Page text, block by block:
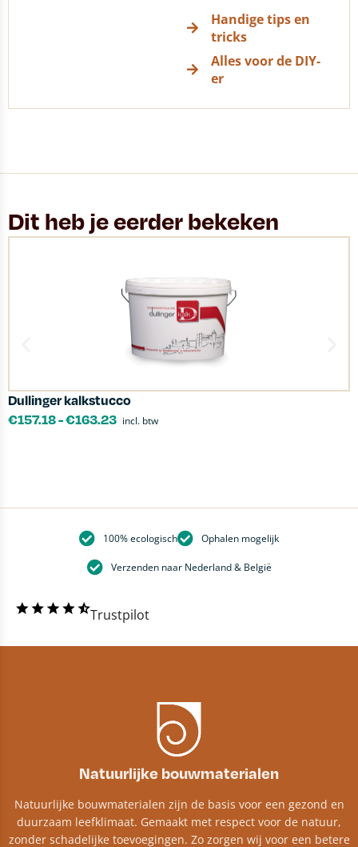
Handige tips en
tricks
Alles voor de DIY-
er
Dit heb je eerder bekeken
Dullinger kalkstucco
€157.18-€163.23 incl. btw
100% ecologisch Ophalen mogelijk
Verzenden naar Nederland & België
Trustpilot
Natuurlijke bouwmaterialen
Natuurlijke bouwmaterialen zijn de basis voor een gezond en
duurzaam leefklimaat. Gemaakt met respect voor de natuur,
zonder schadelijke toevoegingen. Zo zorgen wij voor een betere